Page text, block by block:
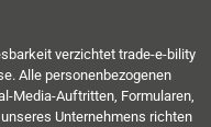
verzichtet trade-e-bility
Alle personenbezogenen
Media-Auftritten, Formularen,
Unternehmens richten